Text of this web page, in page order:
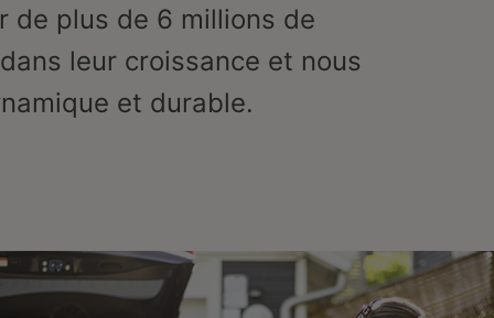
de plus de 6 millions de
leur croissance et nous
et durable.